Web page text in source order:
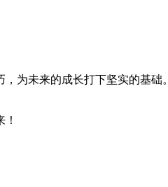
未来的成长打下坚实的基础